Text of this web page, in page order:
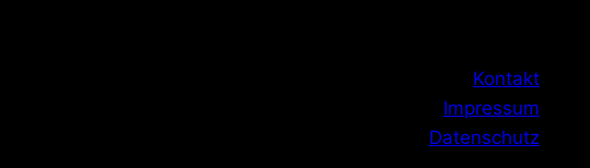
Kontakt
Impressum
Datenschutz